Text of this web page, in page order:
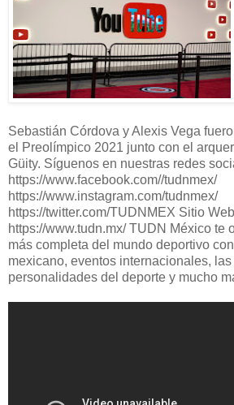
Sebastián Córdova y Alexis Vega
el Preolímpico 2021 junto con el
Güity. Síguenos en nuestras redes
https://www.facebook.com//tudnmex/
https://www.instagram.com/tudnmex/
https://twitter.com/TUDNMEX Sitio
https://www.tudn.mx/ TUDN México te
más completa del mundo deportivo
mexicano, eventos internacionales,
personalidades del deporte y mucho